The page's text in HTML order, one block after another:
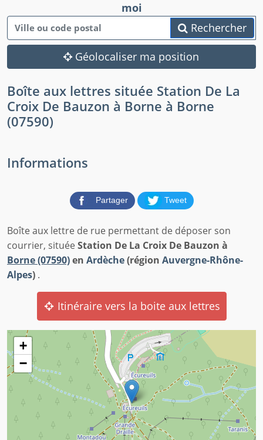
moi
Rechercher
Géolocaliser ma position
Boîte aux lettres située Station De La
Croix De Bauzon à Borne à Borne
(07590)
Informations
Partager Tweet
Boîte aux lettre de rue permettant de déposer son
courrier, situéeStation De La Croix De Bauzon à
Borne (07590)en Ardèche(région Auvergne-Rhône-
Alpes) .
Itinéraire vers la boite aux lettres
+
−